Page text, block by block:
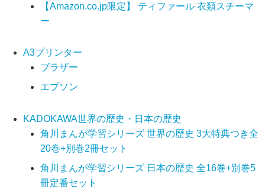
【Amazon.co.jp限定】 ティファール 衣類スチーマ
ー
A3プリンター
ブラザー
エプソン
KADOKAWA世界の歴史・日本の歴史
角川まんが学習シリーズ 世界の歴史 3大特典つき全
20巻+別巻2冊セット
角川まんが学習シリーズ 日本の歴史 全16巻+別巻5
冊定番セット